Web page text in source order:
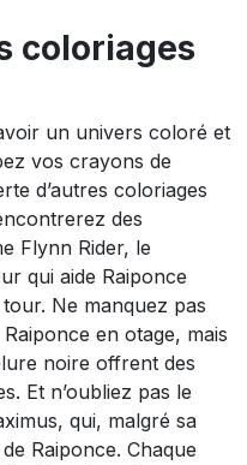
coloriages
un univers coloré et
vos crayons de
d’autres coloriages
des
Flynn Rider, le
qui aide Raiponce
Ne manquez pas
en otage, mais
noire offrent des
Et n’oubliez pas le
qui, malgré sa
Raiponce. Chaque